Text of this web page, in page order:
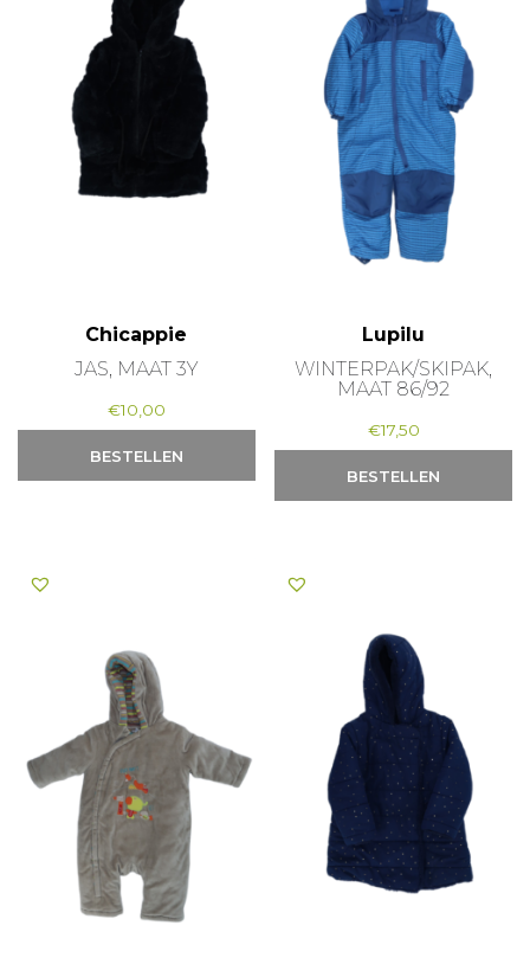
Chicappie
JAS, MAAT 3Y
€10,00
BESTELLEN
Lupilu
WINTERPAK/SKIPAK,
MAAT 86/92
€17,50
BESTELLEN